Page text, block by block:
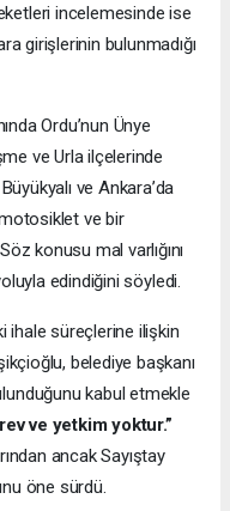
incelemesinde ise
girişlerinin bulunmadığı
Ordu’nun Ünye
ve Urla ilçelerinde
ve Ankara’da
ve bir
konusu mal varlığını
edindiğini söyledi.
ihale süreçlerine ilişkin
belediye başkanı
kabul etmekle
ve yetkim yoktur.”
ancak Sayıştay
öne sürdü.